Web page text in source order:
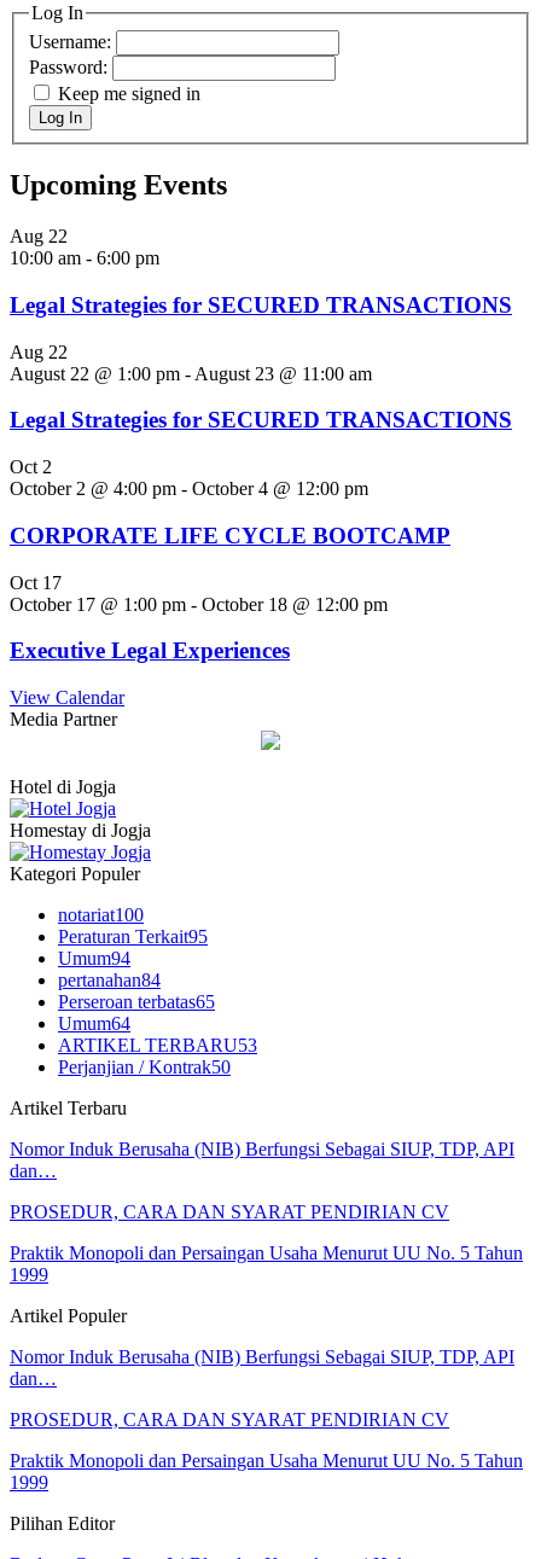
Log In
Username:
Password:
Keep me signed in
Log In
Upcoming Events
Aug 22
10:00 am - 6:00 pm
Legal Strategies for SECURED TRANSACTIONS
Aug 22
August 22 @ 1:00 pm - August 23 @ 11:00 am
Legal Strategies for SECURED TRANSACTIONS
Oct 2
October 2 @ 4:00 pm - October 4 @ 12:00 pm
CORPORATE LIFE CYCLE BOOTCAMP
Oct 17
October 17 @ 1:00 pm - October 18 @ 12:00 pm
Executive Legal Experiences
View Calendar
Media Partner
Hotel di Jogja
Homestay di Jogja
Kategori Populer
notariat100
Peraturan Terkait95
Umum94
pertanahan84
Perseroan terbatas65
Umum64
ARTIKEL TERBARU53
Perjanjian / Kontrak50
Artikel Terbaru
Nomor Induk Berusaha (NIB) Berfungsi Sebagai SIUP, TDP, API
dan…
PROSEDUR, CARA DAN SYARAT PENDIRIAN CV
Praktik Monopoli dan Persaingan Usaha Menurut UU No. 5 Tahun
1999
Artikel Populer
Nomor Induk Berusaha (NIB) Berfungsi Sebagai SIUP, TDP, API
dan…
PROSEDUR, CARA DAN SYARAT PENDIRIAN CV
Praktik Monopoli dan Persaingan Usaha Menurut UU No. 5 Tahun
1999
Pilihan Editor